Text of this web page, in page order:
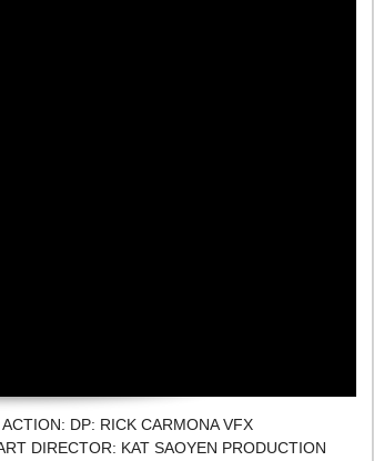
DP: RICK CARMONA VFX
DIRECTOR: KAT SAOYEN PRODUCTION